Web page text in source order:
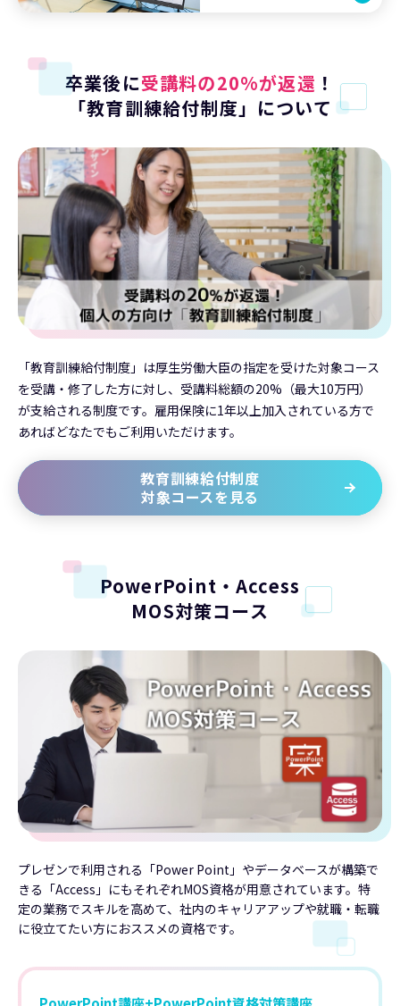
卒業後に受講料の20%が返還 ！
「教育訓練給付制度」について
「教育訓練給付制度」は厚生労働大臣の指定を受けた対象コース
を受講・修了した方に対し、受講料総額の20%（最大10万円）
が支給される制度です。雇用保険に1年以上加入されている方で
あればどなたでもご利用いただけます。
教育訓練給付制度
対象コースを見る
PowerPoint・Access
MOS対策コース
プレゼンで利用される「Power Point」やデータベースが構築で
きる「Access」にもそれぞれMOS資格が用意されています。特
定の業務でスキルを高めて、社内のキャリアアップや就職・転職
に役立てたい方におススメの資格です。